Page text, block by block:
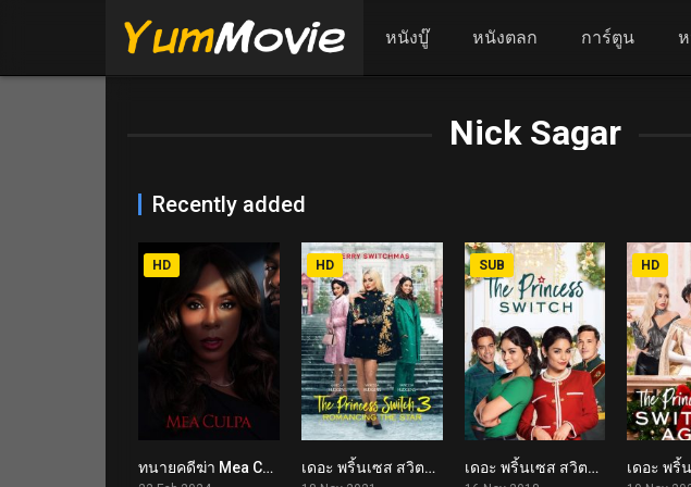
หนังบู๊ หนังตลก การ์ตูน
Nick Sagar
Recently added
5.1
HD
ทนายคดีฆ่า Mea Culpa (2024) 5.7
HD
เดอะ พริ้นเซส สวิตช์ 3: ไขว่คว้าหาดาว The Princess Switch 3: Romancing the Star (2021) 6.0
SUB
เดอะ พริ้นเซส สวิตช์ สลับตัวไม่สลับหัวใจ The Princess Switch (2018)
HD